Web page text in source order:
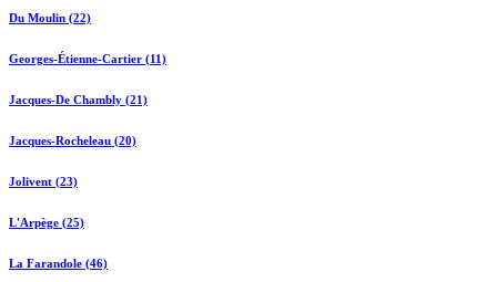
Du Moulin (22)
Georges-Étienne-Cartier (11)
Jacques-De Chambly (21)
Jacques-Rocheleau (20)
Jolivent (23)
L'Arpège (25)
La Farandole (46)